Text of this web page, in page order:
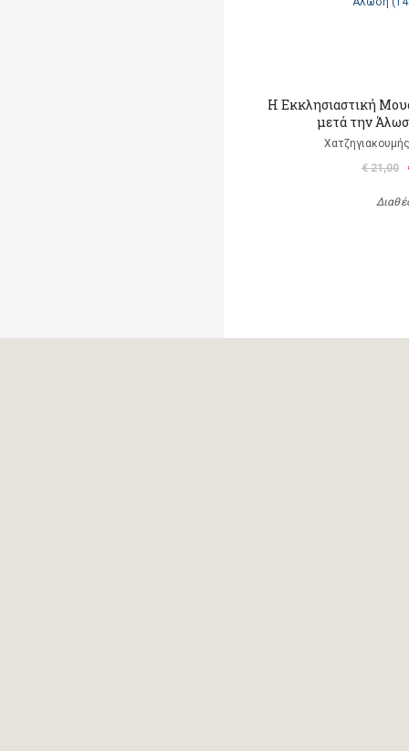
Η Εκκλησιαστική
μετά την
€ 21,00